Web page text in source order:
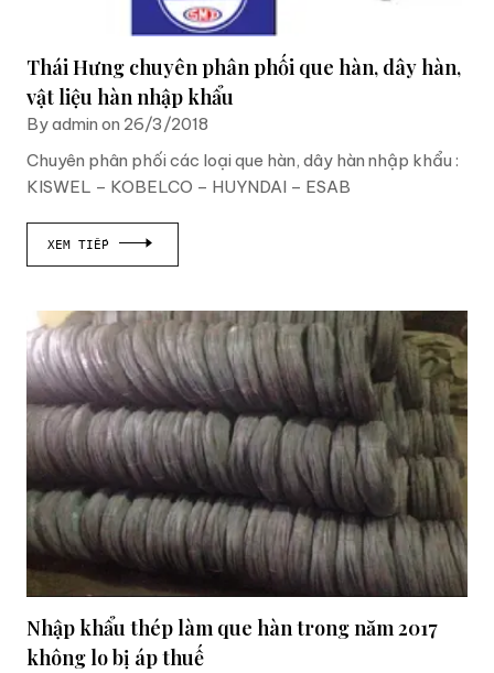
Thái Hưng chuyên phân phối que hàn, dây hàn,
vật liệu hàn nhập khẩu
By admin on 26/3/2018
Chuyên phân phối các loại que hàn, dây hàn nhập khẩu :
KISWEL – KOBELCO – HUYNDAI – ESAB
XEM TIẾP
Nhập khẩu thép làm que hàn trong năm 2017
không lo bị áp thuế